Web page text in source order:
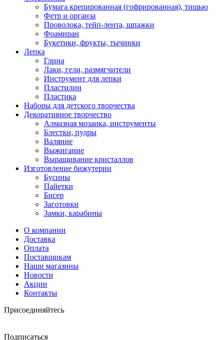
Бумага крепированная (гофрированная), тишью
Фетр и органза
Проволока, тейп-лента, шпажки
Фоамиран
Букетики, фрукты, тычинки
Лепка
Глина
Лаки, гели, размягчители
Инструмент для лепки
Пластилин
Пластика
Наборы для детского творчества
Декоративное творчество
Алмазная мозаика, инструменты
Блестки, пудры
Валяние
Выжигание
Выращивание кристаллов
Изготовление бижутерии
Бусины
Пайетки
Бисер
Заготовки
Замки, карабины
О компании
Доставка
Оплата
Поставщикам
Наши магазины
Новости
Акции
Контакты
Присоединяйтесь
Подписаться